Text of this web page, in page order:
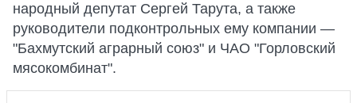
народный депутат Сергей Тарута, а также
руководители подконтрольных ему компании —
"Бахмутский аграрный союз" и ЧАО "Горловский
мясокомбинат".